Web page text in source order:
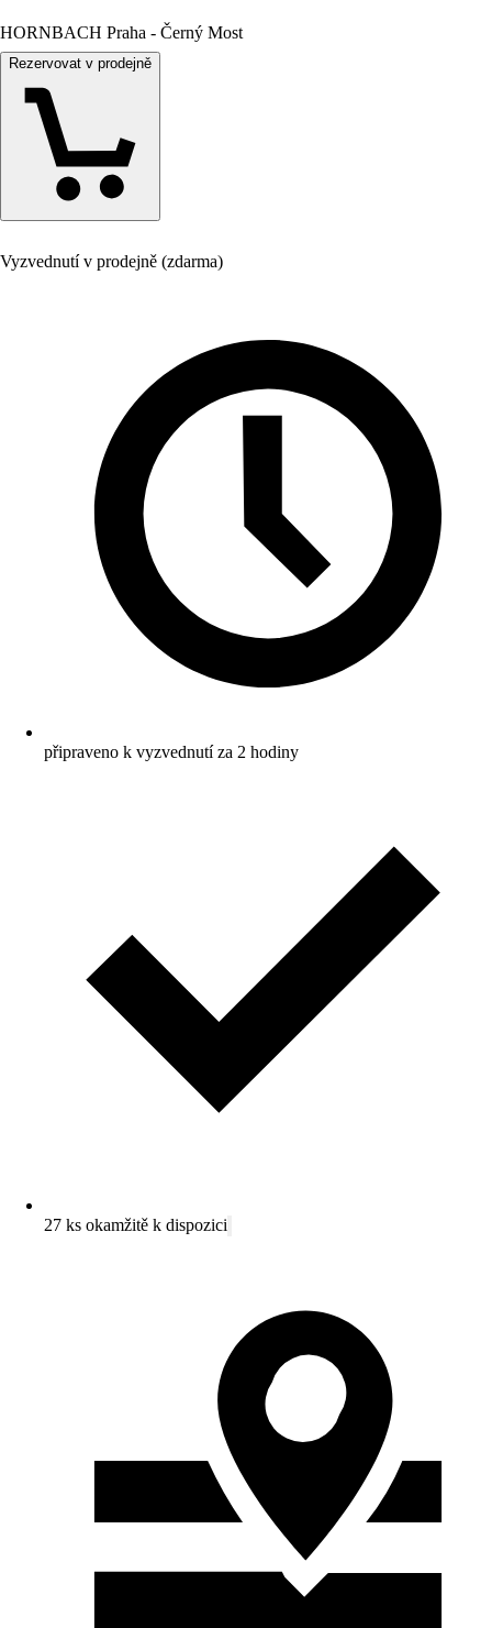
HORNBACH Praha - Černý Most
Rezervovat v prodejně
Vyzvednutí v prodejně (zdarma)
připraveno k vyzvednutí za 2 hodiny
27 ks okamžitě k dispozici